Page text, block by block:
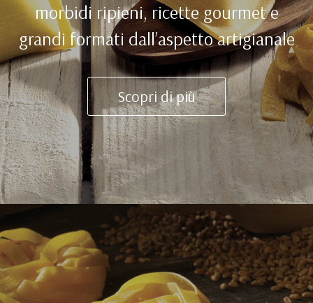
morbidi ripieni, ricette gourmet e
grandi formati dall’aspetto artigianale
Scopri di più